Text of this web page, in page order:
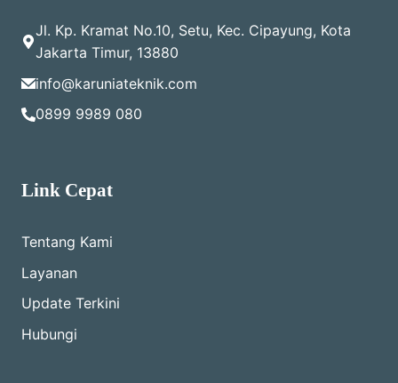
Jl. Kp. Kramat No.10, Setu, Kec. Cipayung, Kota
Jakarta Timur, 13880
info@karuniateknik.com
0899 9989 080
Link Cepat
Tentang Kami
Layanan
Update Terkini
Hubungi